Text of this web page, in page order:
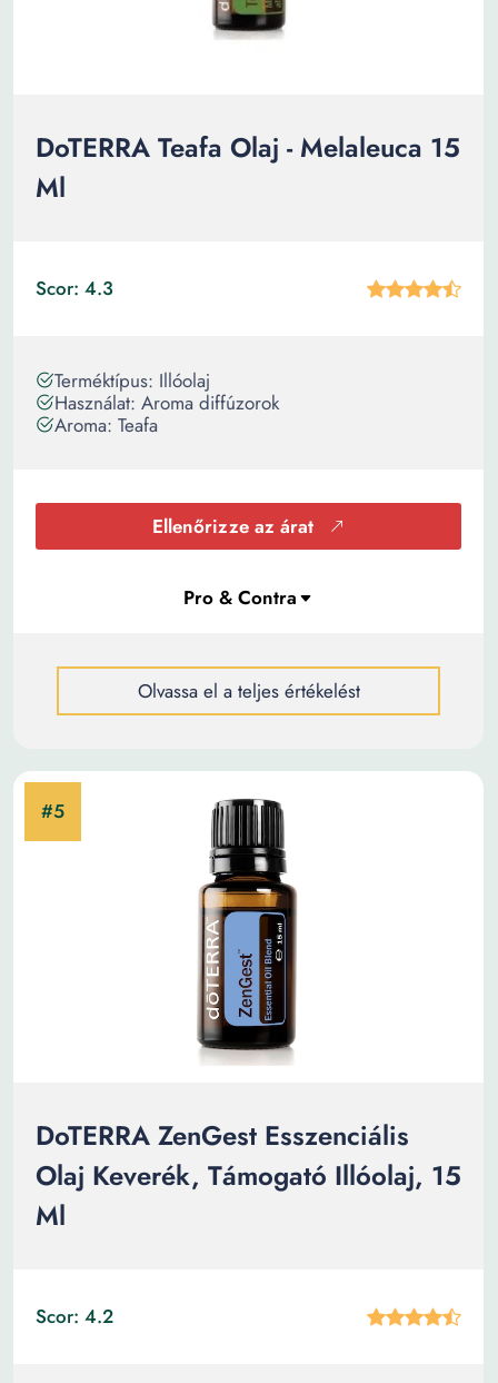
DoTERRA Teafa Olaj - Melaleuca 15
Ml
Scor: 4.3
Terméktípus: Illóolaj
Használat: Aroma diffúzorok
Aroma: Teafa
Ellenőrizze az árat
Olvassa el a teljes értékelést
DoTERRA ZenGest Esszenciális
Olaj Keverék, Támogató Illóolaj, 15
Ml
Scor: 4.2